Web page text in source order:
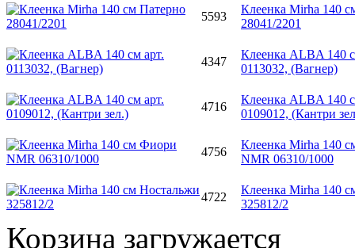
5593
Клеенка Mirha 140
28041/2201
4347
Клеенка ALBA 140
0113032, (Вагнер)
4716
Клеенка ALBA 140
0109012, (Кантри
4756
Клеенка Mirha 140
NMR 06310/1000
4722
Клеенка Mirha 140
325812/2
Корзина загружается